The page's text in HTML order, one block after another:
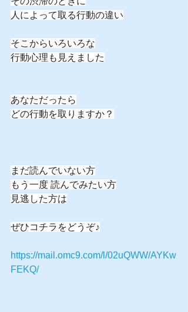
人によって取る行動の違い
そこからいろいろな
行動心理も見えました
あなただったら
どの行動を取りますか？
まだ読んでいない方
もう一度 読んでみたい方
見逃した方は
ぜひコチラをどうぞ♪
https://mail.omc9.com/l/02uQWW/AYKw
FEKQ/